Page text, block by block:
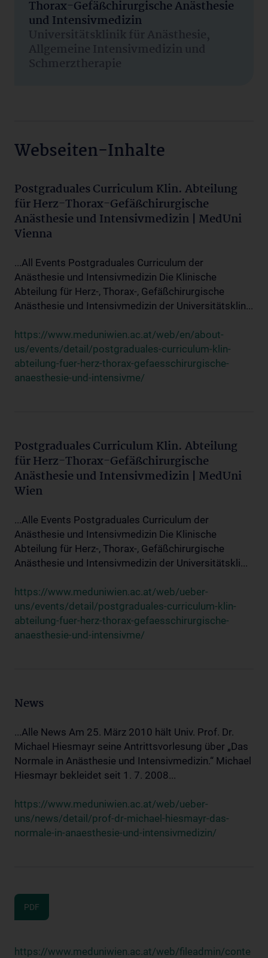
Thorax-Gefäßchirurgische Anästhesie
und Intensivmedizin
Universitätsklinik für Anästhesie,
Allgemeine Intensivmedizin und
Schmerztherapie
Webseiten-Inhalte
Postgraduales Curriculum Klin. Abteilung
für Herz-Thorax-Gefäßchirurgische
Anästhesie und Intensivmedizin | MedUni
Vienna
...All Events Postgraduales Curriculum der
Anästhesie und Intensivmedizin Die Klinische
Abteilung für Herz-, Thorax-, Gefäßchirurgische
Anästhesie und Intensivmedizin der Universitätsklin...
https://www.meduniwien.ac.at/web/en/about-
us/events/detail/postgraduales-curriculum-klin-
abteilung-fuer-herz-thorax-gefaesschirurgische-
anaesthesie-und-intensivme/
Postgraduales Curriculum Klin. Abteilung
für Herz-Thorax-Gefäßchirurgische
Anästhesie und Intensivmedizin | MedUni
Wien
...Alle Events Postgraduales Curriculum der
Anästhesie und Intensivmedizin Die Klinische
Abteilung für Herz-, Thorax-, Gefäßchirurgische
Anästhesie und Intensivmedizin der Universitätskli...
https://www.meduniwien.ac.at/web/ueber-
uns/events/detail/postgraduales-curriculum-klin-
abteilung-fuer-herz-thorax-gefaesschirurgische-
anaesthesie-und-intensivme/
News
...Alle News Am 25. März 2010 hält Univ. Prof. Dr.
Michael Hiesmayr seine Antrittsvorlesung über „Das
Normale in Anästhesie und Intensivmedizin.“ Michael
Hiesmayr bekleidet seit 1. 7. 2008...
https://www.meduniwien.ac.at/web/ueber-
uns/news/detail/prof-dr-michael-hiesmayr-das-
normale-in-anaesthesie-und-intensivmedizin/
PDF
https://www.meduniwien.ac.at/web/fileadmin/conte